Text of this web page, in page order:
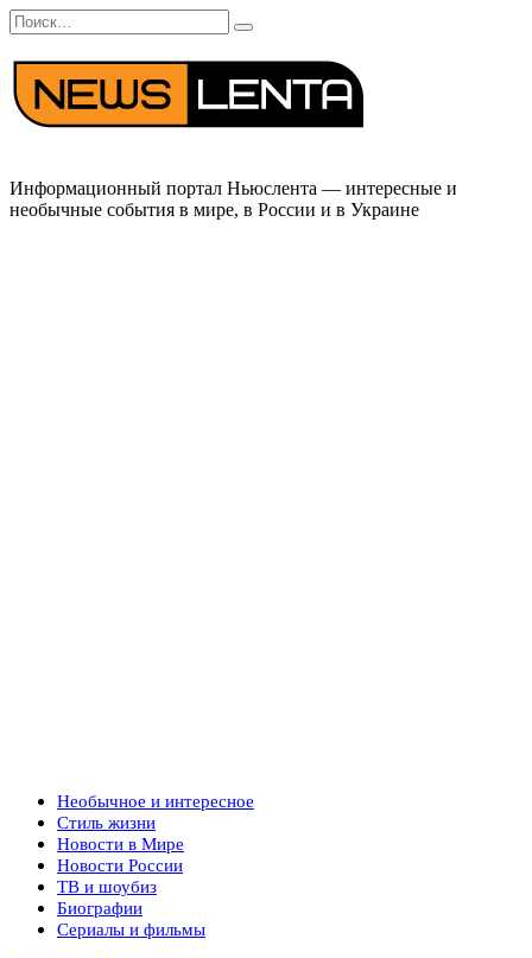
Перейти
к
содержанию
Search
for:
Информационный портал Ньюслента — интересные и
необычные события в мире, в России и в Украине
Необычное и интересное
Стиль жизни
Новости в Мире
Новости России
ТВ и шоубиз
Биографии
Сериалы и фильмы